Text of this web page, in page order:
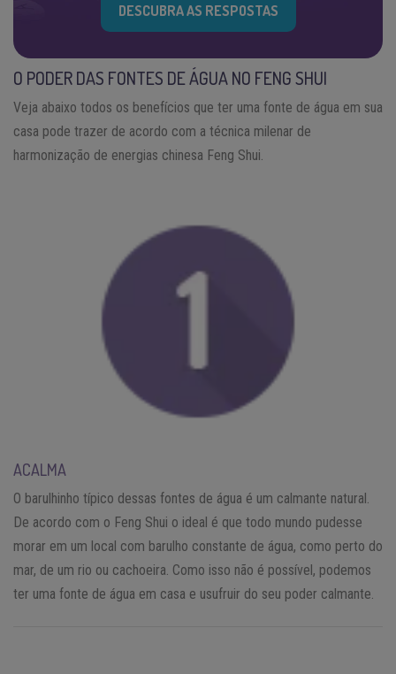
DESCUBRA AS RESPOSTAS
O PODER DAS FONTES DE ÁGUA NO FENG SHUI
Veja abaixo todos os benefícios que ter uma fonte de água em sua
casa pode trazer de acordo com a técnica milenar de
harmonização de energias chinesa Feng Shui.
ACALMA
O barulhinho típico dessas fontes de água é um calmante natural.
De acordo com o Feng Shui o ideal é que todo mundo pudesse
morar em um local com barulho constante de água, como perto do
mar, de um rio ou cachoeira. Como isso não é possível, podemos
ter uma fonte de água em casa e usufruir do seu poder calmante.